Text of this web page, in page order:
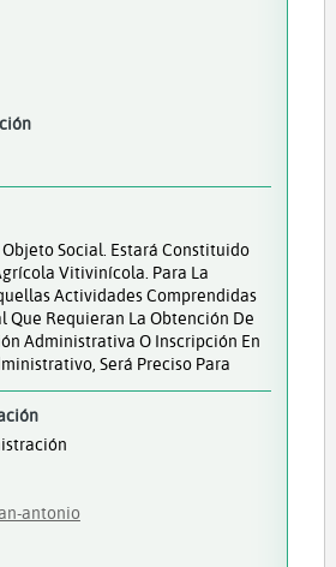
Social. Estará Constituido
Vitivinícola. Para La
Actividades Comprendidas
Que Requieran La Obtención De
Administrativa O Inscripción En
Será Preciso Para
antonio